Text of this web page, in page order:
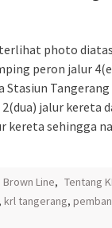
photo
peron jalur
Stasiun
jalur kereta
kereta sehingga
Brown Line, Tentang
, krl tangerang,